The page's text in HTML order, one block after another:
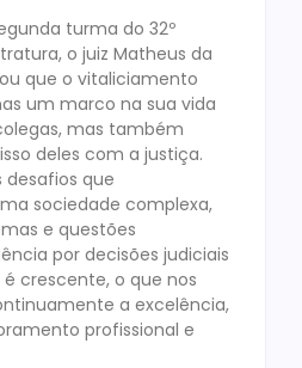
turma do 32º
o juiz Matheus da
que o vitaliciamento
um marco na sua vida
mas também
deles com a justiça.
desafios que
sociedade complexa,
e questões
por decisões judiciais
crescente, o que nos
a excelência,
profissional e